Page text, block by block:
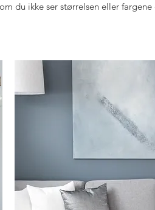
du ikke ser størrelsen eller